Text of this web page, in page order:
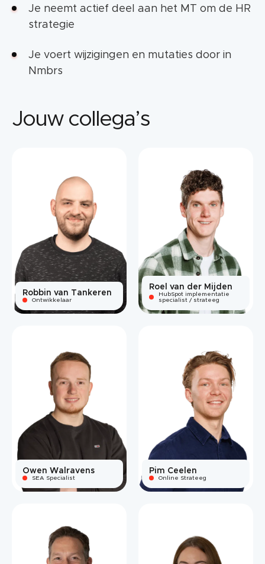
Je neemt actief deel aan het MT om de HR
strategie
Je voert wijzigingen en mutaties door in
Nmbrs
Jouw collega’s
Robbin van Tankeren
Ontwikkelaar
Roel van der Mijden
HubSpot implementatie
specialist / strateeg
Owen Walravens
SEA Specialist
Pim Ceelen
Online Strateeg